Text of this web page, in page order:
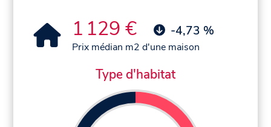
1 129 € -4,73 %
Prix médian m2 d'une maison
Type d'habitat